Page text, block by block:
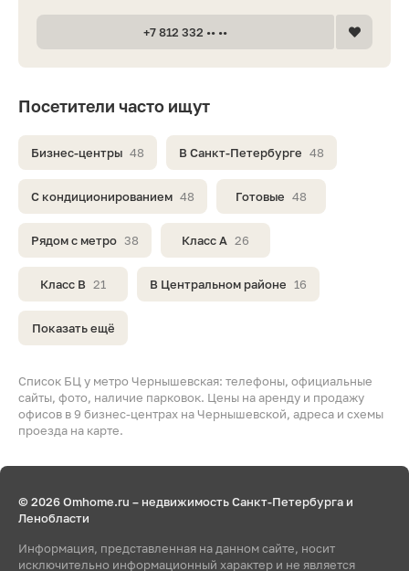
Список БЦ у метро Чернышевская: телефоны, официальные
сайты, фото, наличие парковок. Цены на аренду и продажу
офисов в 9 бизнес-центрах на Чернышевской, адреса и схемы
проезда на карте.
Посетители часто ищут
Бизнес-центры 48 В Санкт-Петербурге 48
С кондиционированием 48 Готовые 48
Рядом с метро 38 Класс A 26
Класс B 21 В Центральном районе 16
Показать ещё
+7 812 332 •• ••
© 2026 Omhome.ru – недвижимость Санкт-Петербурга и
Ленобласти
Информация, представленная на данном сайте, носит
исключительно информационный характер и не является